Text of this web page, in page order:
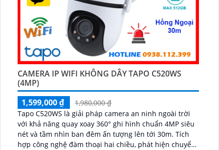
CAMERA IP WIFI KHÔNG DÂY TAPO C520WS
(4MP)
1,599,000 ₫
1,980,000 ₫
Tapo C520WS là giải pháp camera an ninh ngoài trời
với khả năng quay xoay 360° ghi hình chuẩn 4MP siêu
nét và tầm nhìn ban đêm ấn tượng lên tới 30m. Tích
hợp công nghệ đàm thoại hai chiều, phát hiện chuyển